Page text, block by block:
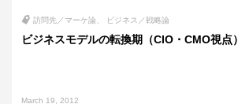
訪問先／マーケ論 ビジネス／戦略論
ビジネスモデルの転換期（CIO・CMO視点）
March 19, 2012